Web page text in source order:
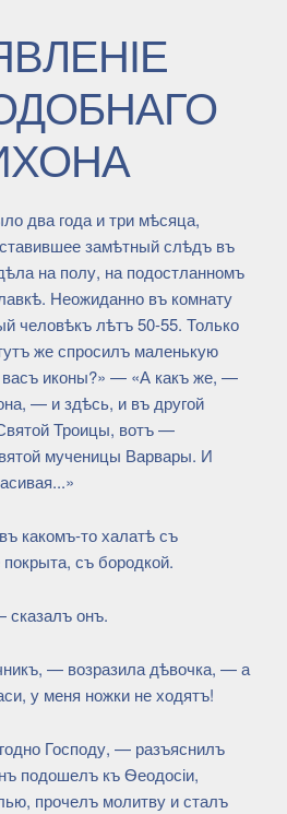
два года и три мѣсяца,
замѣтный слѣдъ въ
на полу, на подостланномъ
Неожиданно въ комнату
человѣкъ лѣтъ 50-55. Только
же спросилъ маленькую
васъ иконы?» — «А какъ же, —
— и здѣсь, и въ другой
Троицы, вотъ —
мученицы Варвары. И
какомъ-то халатѣ съ
съ бородкой.
онъ.
— возразила дѣвочка, — а
у меня ножки не ходятъ!
Господу, — разъяснилъ
подошелъ къ Ѳеодосіи,
прочелъ молитву и сталъ